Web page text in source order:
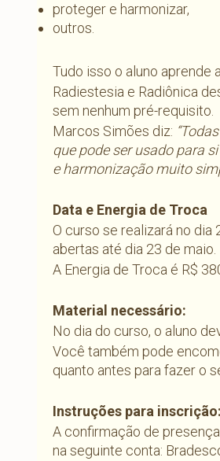
proteger e harmonizar,
outros.
Tudo isso o aluno aprende
Radiestesia e Radiônica
sem nenhum pré-requisito.
Marcos Simões diz:
que pode ser usado para
e harmonização muito
Data e Energia de Troca
O curso se realizará no
abertas até dia 23 de maio.
A Energia de Troca é R$
Material necessário:
No dia do curso, o aluno
Você também pode
quanto antes para fazer o
Instruções para inscrição:
A confirmação de
na seguinte conta: